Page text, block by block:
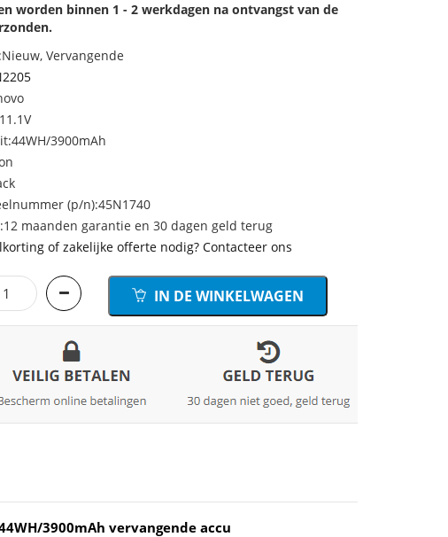
worden binnen 1 - 2 werkdagen na ontvangst van de
Vervangende
3900mAh
(p/n):45N1740
maanden garantie en 30 dagen geld terug
of zakelijke offerte nodig? Contacteer ons
IN DE WINKELWAGEN
3900mAh vervangende accu